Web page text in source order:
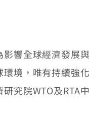
響全球經濟發展
境，唯有持續強
究院WTO及RTA